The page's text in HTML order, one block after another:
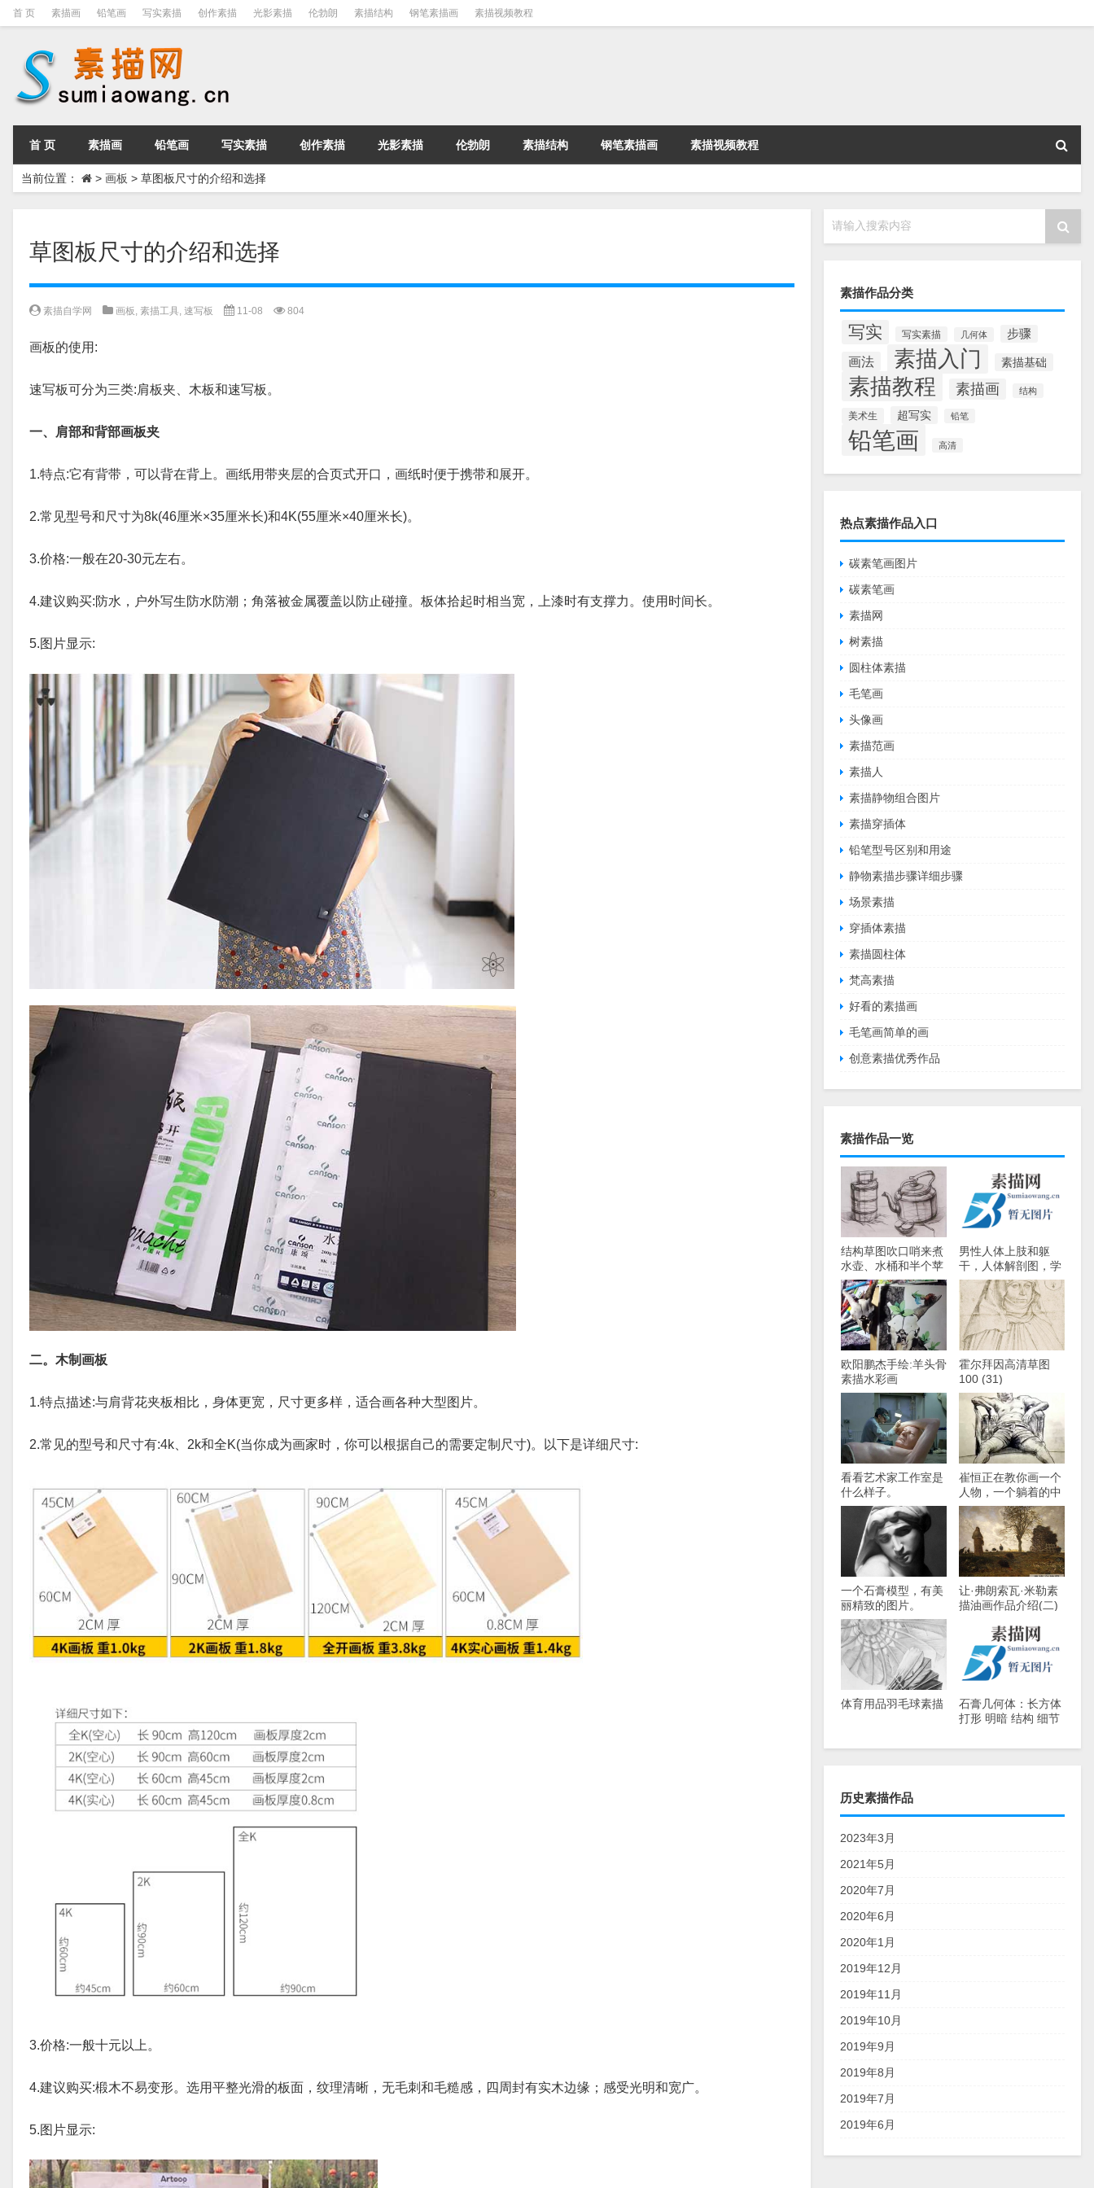
首 页 素描画 铅笔画 写实素描 创作素描 光影素描 伦勃朗 素描结构 钢笔素描画 素描视频教程
首 页 素描画 铅笔画 写实素描 创作素描 光影素描 伦勃朗 素描结构 钢笔素描画 素描视频教程
当前位置： > 画板 > 草图板尺寸的介绍和选择
草图板尺寸的介绍和选择
素描自学网 画板 , 素描工具, 速写板 11-08 804
画板的使用:
速写板可分为三类:肩板夹、木板和速写板。
一、肩部和背部画板夹
1.特点:它有背带，可以背在背上。画纸用带夹层的合页式开口，画纸时便于携带和展开。
2.常见型号和尺寸为8k(46厘米×35厘米长)和4K(55厘米×40厘米长)。
3.价格:一般在20-30元左右。
4.建议购买:防水，户外写生防水防潮；角落被金属覆盖以防止碰撞。板体拾起时相当宽，上漆时有支撑力。使用时间长。
5.图片显示:
二。木制画板
1.特点描述:与肩背花夹板相比，身体更宽，尺寸更多样，适合画各种大型图片。
2.常见的型号和尺寸有:4k、2k和全K(当你成为画家时，你可以根据自己的需要定制尺寸)。以下是详细尺寸:
3.价格:一般十元以上。
4.建议购买:椴木不易变形。选用平整光滑的板面，纹理清晰，无毛刺和毛糙感，四周封有实木边缘；感受光明和宽广。
5.图片显示:
请输入搜索内容
素描作品分类
写实 写实素描 几何体 步骤
画法 素描入门 素描基础
素描教程 素描画 结构
美术生 超写实 铅笔
铅笔画 高清
热点素描作品入口
碳素笔画图片
碳素笔画
素描网
树素描
圆柱体素描
毛笔画
头像画
素描范画
素描人
素描静物组合图片
素描穿插体
铅笔型号区别和用途
静物素描步骤详细步骤
场景素描
穿插体素描
素描圆柱体
梵高素描
好看的素描画
毛笔画简单的画
创意素描优秀作品
素描作品一览
结构草图吹口哨来煮
水壶、水桶和半个苹
果。
男性人体上肢和躯
干，人体解剖图，学
习素描素描必备材
料！
欧阳鹏杰手绘:羊头骨
素描水彩画
霍尔拜因高清草图
100 (31)
看看艺术家工作室是
什么样子。
崔恒正在教你画一个
人物，一个躺着的中
年男人的素描。
一个石膏模型，有美
丽精致的图片。
让·弗朗索瓦·米勒素
描油画作品介绍(二)
体育用品羽毛球素描
石膏几何体：长方体
打形 明暗 结构 细节
历史素描作品
2023年3月
2021年5月
2020年7月
2020年6月
2020年1月
2019年12月
2019年11月
2019年10月
2019年9月
2019年8月
2019年7月
2019年6月